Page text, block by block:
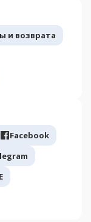
и возврата
Facebook